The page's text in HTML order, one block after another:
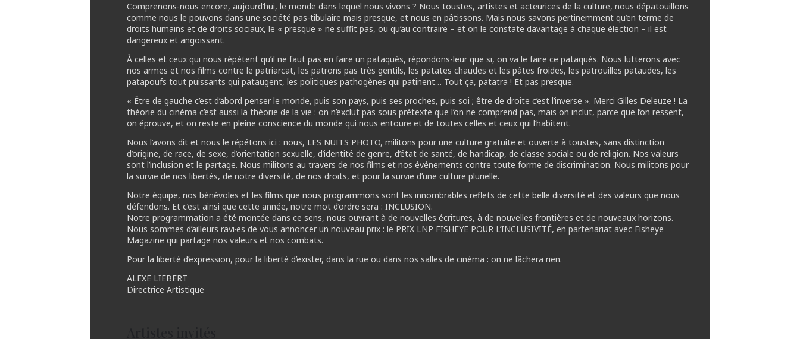
Comprenons-nous encore, aujourd’hui, le monde dans lequel nous vivons ? Nous toustes, artistes et acteurices de la culture, nous dépatouillons
comme nous le pouvons dans une société pas-tibulaire mais presque, et nous en pâtissons. Mais nous savons pertinemment qu’en terme de
droits humains et de droits sociaux, le « presque » ne suffit pas, ou qu’au contraire – et on le constate davantage à chaque élection – il est
dangereux et angoissant.
À celles et ceux qui nous répètent qu’il ne faut pas en faire un pataquès, répondons-leur que si, on va le faire ce pataquès. Nous lutterons avec
nos armes et nos films contre le patriarcat, les patrons pas très gentils, les patates chaudes et les pâtes froides, les patrouilles pataudes, les
patapoufs tout puissants qui pataugent, les politiques pathogènes qui patinent… Tout ça, patatra ! Et pas presque.
« Être de gauche c’est d’abord penser le monde, puis son pays, puis ses proches, puis soi ; être de droite c’est l’inverse ». Merci Gilles Deleuze ! La
théorie du cinéma c’est aussi la théorie de la vie : on n’exclut pas sous prétexte que l’on ne comprend pas, mais on inclut, parce que l’on ressent,
on éprouve, et on reste en pleine conscience du monde qui nous entoure et de toutes celles et ceux qui l’habitent.
Nous l’avons dit et nous le répétons ici : nous, LES NUITS PHOTO, militons pour une culture gratuite et ouverte à toustes, sans distinction
d’origine, de race, de sexe, d’orientation sexuelle, d’identité de genre, d’état de santé, de handicap, de classe sociale ou de religion. Nos valeurs
sont l’inclusion et le partage. Nous militons au travers de nos films et nos événements contre toute forme de discrimination. Nous militons pour
la survie de nos libertés, de notre diversité, de nos droits, et pour la survie d’une culture plurielle.
Notre équipe, nos bénévoles et les films que nous programmons sont les innombrables reflets de cette belle diversité et des valeurs que nous
défendons. Et c’est ainsi que cette année, notre mot d’ordre sera : INCLUSION.
Notre programmation a été montée dans ce sens, nous ouvrant à de nouvelles écritures, à de nouvelles frontières et de nouveaux horizons.
Nous sommes d’ailleurs ravi·es de vous annoncer un nouveau prix : le PRIX LNP FISHEYE POUR L’INCLUSIVITÉ, en partenariat avec Fisheye
Magazine qui partage nos valeurs et nos combats.
Pour la liberté d’expression, pour la liberté d’exister, dans la rue ou dans nos salles de cinéma : on ne lâchera rien.
ALEXE LIEBERT
Directrice Artistique